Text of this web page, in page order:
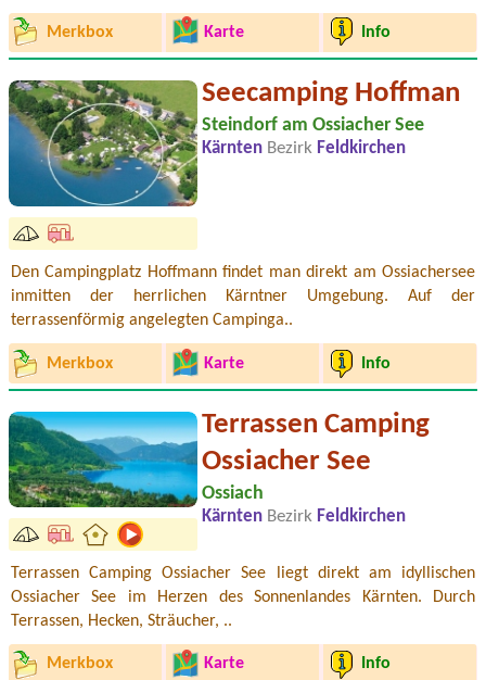
Merkbox Karte Info
Seecamping Hoffman
Steindorf am Ossiacher See
Kärnten Bezirk Feldkirchen
Den Campingplatz Hoffmann findet man direkt am Ossiachersee
inmitten der herrlichen Kärntner Umgebung. Auf der
terrassenförmig angelegten Campinga..
Merkbox Karte Info
Terrassen Camping
Ossiacher See
Ossiach
Kärnten Bezirk Feldkirchen
Terrassen Camping Ossiacher See liegt direkt am idyllischen
Ossiacher See im Herzen des Sonnenlandes Kärnten. Durch
Terrassen, Hecken, Sträucher, ..
Merkbox Karte Info